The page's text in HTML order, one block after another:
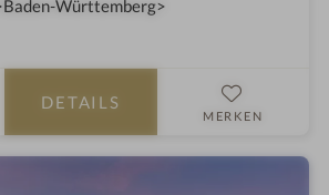
Baden-Württemberg
DETAILS
MERKEN